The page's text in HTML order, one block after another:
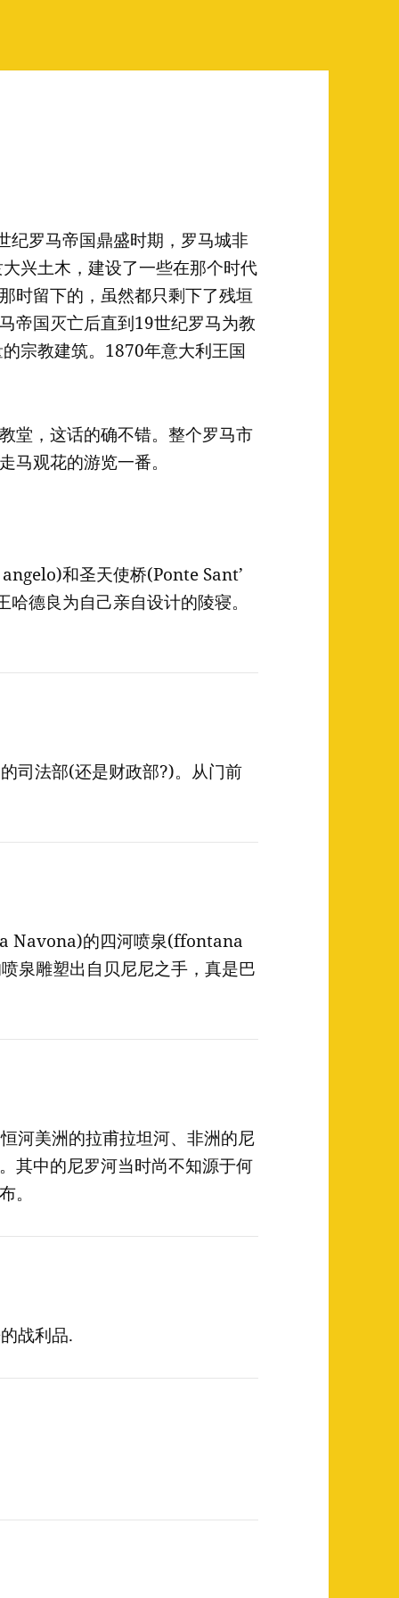
纪罗马帝国鼎盛时期，罗马城非
兴土木，建设了一些在那个时代
时留下的，虽然都只剩下了残垣
帝国灭亡后直到19世纪罗马为教
宗教建筑。1870年意大利王国
堂，这话的确不错。整个罗马市
马观花的游览一番。
和圣天使桥(Ponte Sant’
德良为自己亲自设计的陵寝。
司法部(还是财政部?)。从门前
Navona)的四河喷泉(ffontana
泉雕塑出自贝尼尼之手，真是巴
河美洲的拉甫拉坦河、非洲的尼
其中的尼罗河当时尚不知源于何
。
战利品.